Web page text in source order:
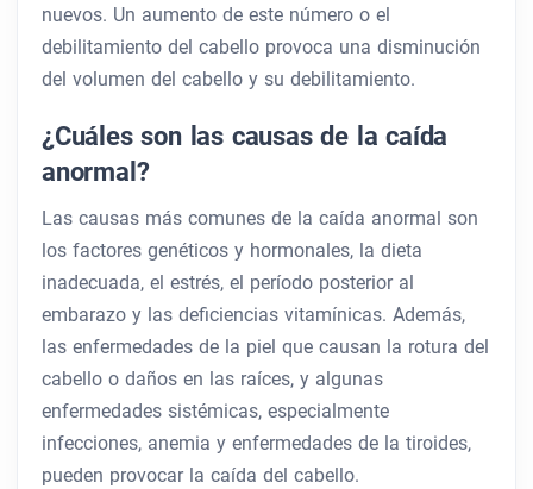
nuevos. Un aumento de este número o el
debilitamiento del cabello provoca una disminución
del volumen del cabello y su debilitamiento.
¿Cuáles son las causas de la caída
anormal?
Las causas más comunes de la caída anormal son
los factores genéticos y hormonales, la dieta
inadecuada, el estrés, el período posterior al
embarazo y las deficiencias vitamínicas. Además,
las enfermedades de la piel que causan la rotura del
cabello o daños en las raíces, y algunas
enfermedades sistémicas, especialmente
infecciones, anemia y enfermedades de la tiroides,
pueden provocar la caída del cabello.